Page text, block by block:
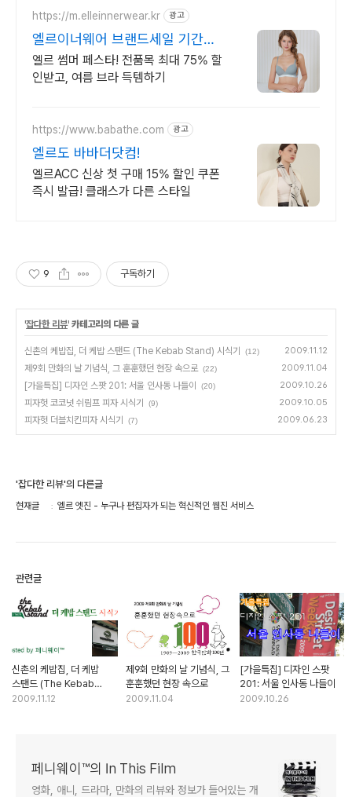
https://m.elleinnerwear.kr 광고
엘르이너웨어 브랜드세일 기간한
정 ALL ~75%
엘르 썸머 페스타! 전품목 최대 75% 할
인받고, 여름 브라 득템하기
https://www.babathe.com 광고
엘르도 바바더닷컴!
엘르ACC 신상 첫 구매 15% 할인 쿠폰
즉시 발급! 클래스가 다른 스타일
9 구독하기
'잡다한 리뷰' 카테고리의 다른 글
신촌의 케밥집, 더 케밥 스탠드 (The Kebab Stand) 시식기 (12) 2009.11.12
제9회 만화의 날 기념식, 그 훈훈했던 현장 속으로 (22) 2009.11.04
[가을특집] 디자인 스팟 201: 서울 인사동 나들이 (20) 2009.10.26
피자헛 코코넛 쉬림프 피자 시식기 (9) 2009.10.05
피자헛 더블치킨피자 시식기 (7) 2009.06.23
'잡다한 리뷰'의 다른글
현재글 엘르 엣진 - 누구나 편집자가 되는 혁신적인 웹진 서비스
관련글
신촌의 케밥집, 더 케밥
스탠드 (The Kebab
Stand) 시식기
2009.11.12
제9회 만화의 날 기념식, 그
훈훈했던 현장 속으로
2009.11.04
[가을특집] 디자인 스팟
201: 서울 인사동 나들이
2009.10.26
페니웨이™의 In This Film
영화, 애니, 드라마, 만화의 리뷰와 정보가 들어있는 개